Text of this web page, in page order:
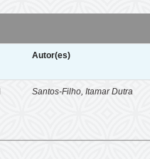
Autor(es)
Santos-Filho, Itamar Dutra